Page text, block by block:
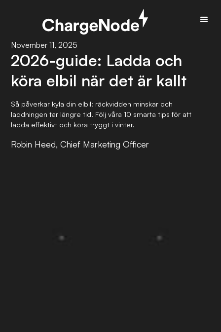
November 11, 2025
2026-guide: Ladda och
köra elbil när det är kallt
Så påverkar kyla din elbil: räckvidden minskar och
laddningen tar längre tid. Följ våra 10 smarta tips för att
ladda effektivt och köra tryggt i vinter.
Robin Heed, Chief Marketing Officer